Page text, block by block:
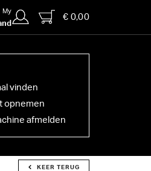
My
€ 0,00
vinden
opnemen
afmelden
KEER TERUG